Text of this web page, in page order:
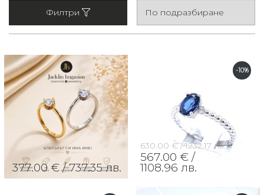
Филтри
377.00 € / 737.35 лв.
-10%
630.00 € / 1232.17 лв.
567.00 € /
1108.96 лв.